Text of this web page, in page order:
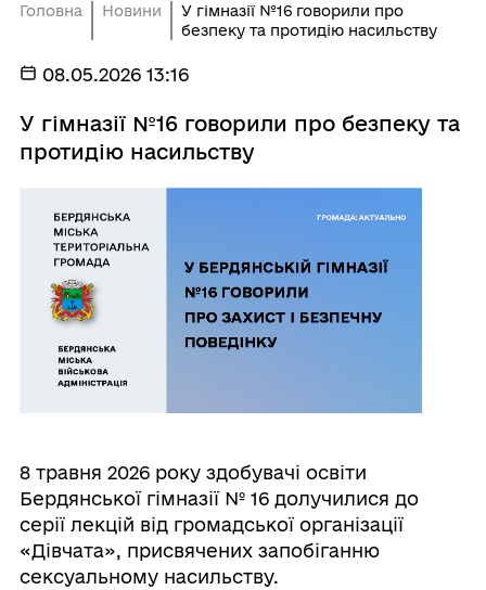
Головна Новини
У гімназії №16 говорили про
безпеку та протидію насильству
08.05.2026 13:16
У гімназії №16 говорили про безпеку та
протидію насильству
8 травня 2026 року здобувачі освіти
Бердянської гімназії № 16 долучилися до
серії лекцій від громадської організації
«Дівчата», присвячених запобіганню
сексуальному насильству.